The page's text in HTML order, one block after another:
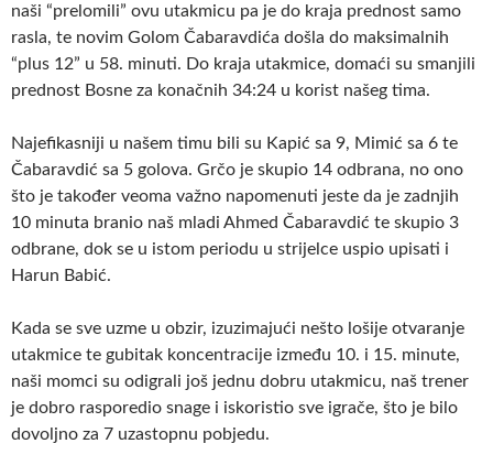
naši “prelomili” ovu utakmicu pa je do kraja prednost samo
rasla, te novim Golom Čabaravdića došla do maksimalnih
“plus 12” u 58. minuti. Do kraja utakmice, domaći su smanjili
prednost Bosne za konačnih 34:24 u korist našeg tima.
Najefikasniji u našem timu bili su Kapić sa 9, Mimić sa 6 te
Čabaravdić sa 5 golova. Grčo je skupio 14 odbrana, no ono
što je također veoma važno napomenuti jeste da je zadnjih
10 minuta branio naš mladi Ahmed Čabaravdić te skupio 3
odbrane, dok se u istom periodu u strijelce uspio upisati i
Harun Babić.
Kada se sve uzme u obzir, izuzimajući nešto lošije otvaranje
utakmice te gubitak koncentracije između 10. i 15. minute,
naši momci su odigrali još jednu dobru utakmicu, naš trener
je dobro rasporedio snage i iskoristio sve igrače, što je bilo
dovoljno za 7 uzastopnu pobjedu.